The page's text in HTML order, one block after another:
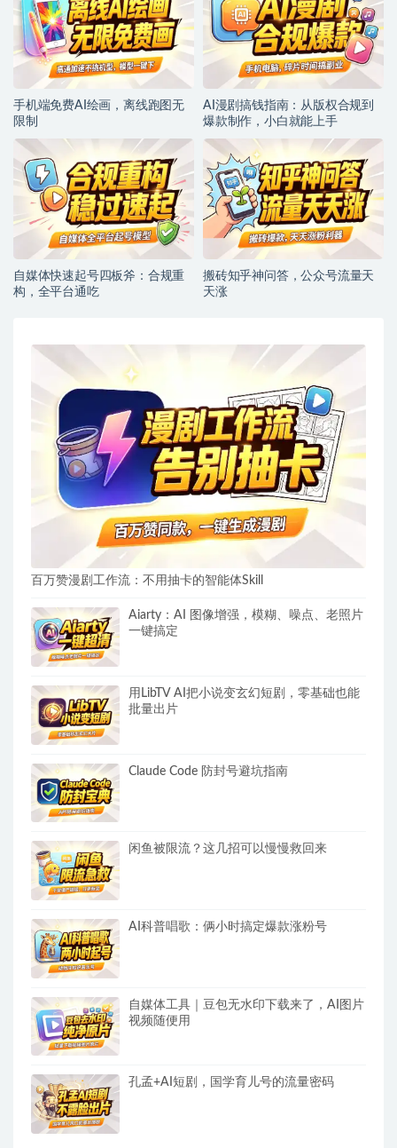
手机端免费AI绘画，离线跑图无
限制
AI漫剧搞钱指南：从版权合规到
爆款制作，小白就能上手
自媒体快速起号四板斧：合规重
构，全平台通吃
搬砖知乎神问答，公众号流量天
天涨
百万赞漫剧工作流：不用抽卡的智能体Skill
Aiarty：AI 图像增强，模糊、噪点、老照片
一键搞定
用LibTV AI把小说变玄幻短剧，零基础也能
批量出片
Claude Code 防封号避坑指南
闲鱼被限流？这几招可以慢慢救回来
AI科普唱歌：俩小时搞定爆款涨粉号
自媒体工具｜豆包无水印下载来了，AI图片
视频随便用
孔孟+AI短剧，国学育儿号的流量密码